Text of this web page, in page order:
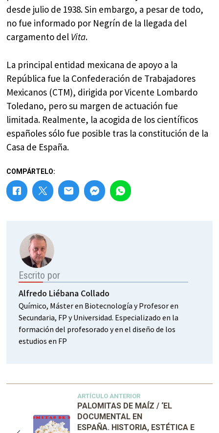
desde julio de 1938. Sin embargo, a pesar de todo,
no fue informado por Negrín de la llegada del
cargamento del Vita.
La principal entidad mexicana de apoyo a la
República fue la Confederación de Trabajadores
Mexicanos (CTM), dirigida por Vicente Lombardo
Toledano, pero su margen de actuación fue
limitada. Realmente, la acogida de los científicos
españoles sólo fue posible tras la constitución de la
Casa de España.
COMPÁRTELO:
Escrito por
Alfredo Liébana Collado
Químico, Máster en Biotecnología y Profesor en
Secundaria, FP y Universidad. Especializado en la
formación del profesorado y en el diseño de los
estudios en FP
ARTÍCULO ANTERIOR
PALOMITAS DE MAÍZ / ‘EL
DOCUMENTAL EN
ESPAÑA. HISTORIA, ESTÉTICA E